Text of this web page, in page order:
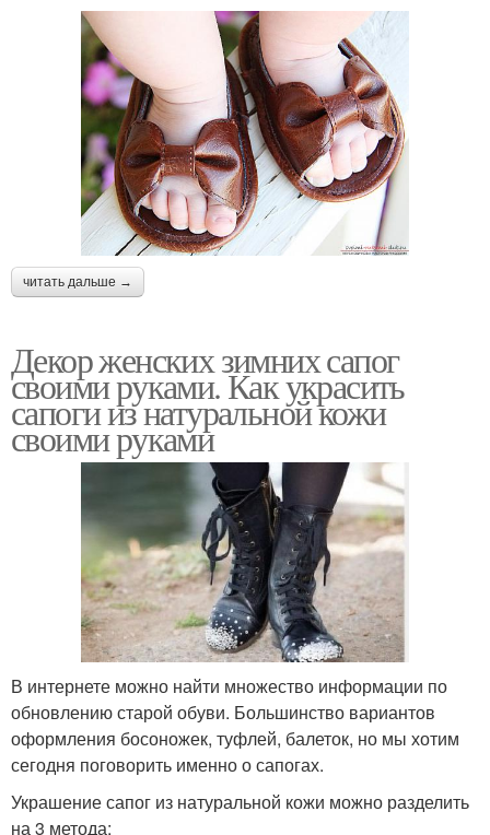
читать дальше →
Декор женских зимних сапог
своими руками. Как украсить
сапоги из натуральной кожи
своими руками
В интернете можно найти множество информации по
обновлению старой обуви. Большинство вариантов
оформления босоножек, туфлей, балеток, но мы хотим
сегодня поговорить именно о сапогах.
Украшение сапог из натуральной кожи можно разделить
на 3 метода: